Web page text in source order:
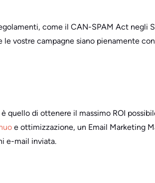
come il CAN-SPAM Act negli
le vostre campagne siano pienamente
quello di ottenere il massimo ROI
e ottimizzazione, un Email Marketing
e-mail inviata.